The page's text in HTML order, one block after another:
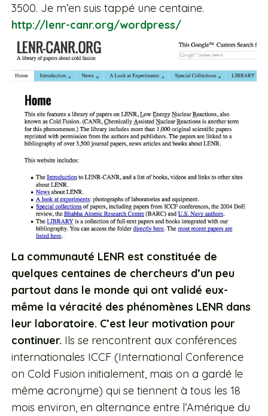
3500. Je m’en suis tappé une centaine.
http://lenr-canr.org/wordpress/
La communauté LENR est constituée de
quelques centaines de chercheurs d’un peu
partout dans le monde qui ont validé eux-
même la véracité des phénomènes LENR dans
leur laboratoire. C’est leur motivation pour
continuer. Ils se rencontrent aux conférences
internationales ICCF (International Conference
on Cold Fusion initialement, mais on a gardé le
même acronyme) qui se tiennent à tous les 18
mois environ, en alternance entre l’Amérique du